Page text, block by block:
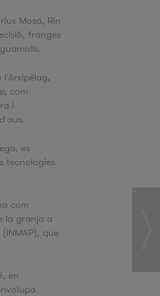
Mosa, Rin
franges
l'Arxipèlag,
com
i
es
tecnologies
com
la granja a
que
en